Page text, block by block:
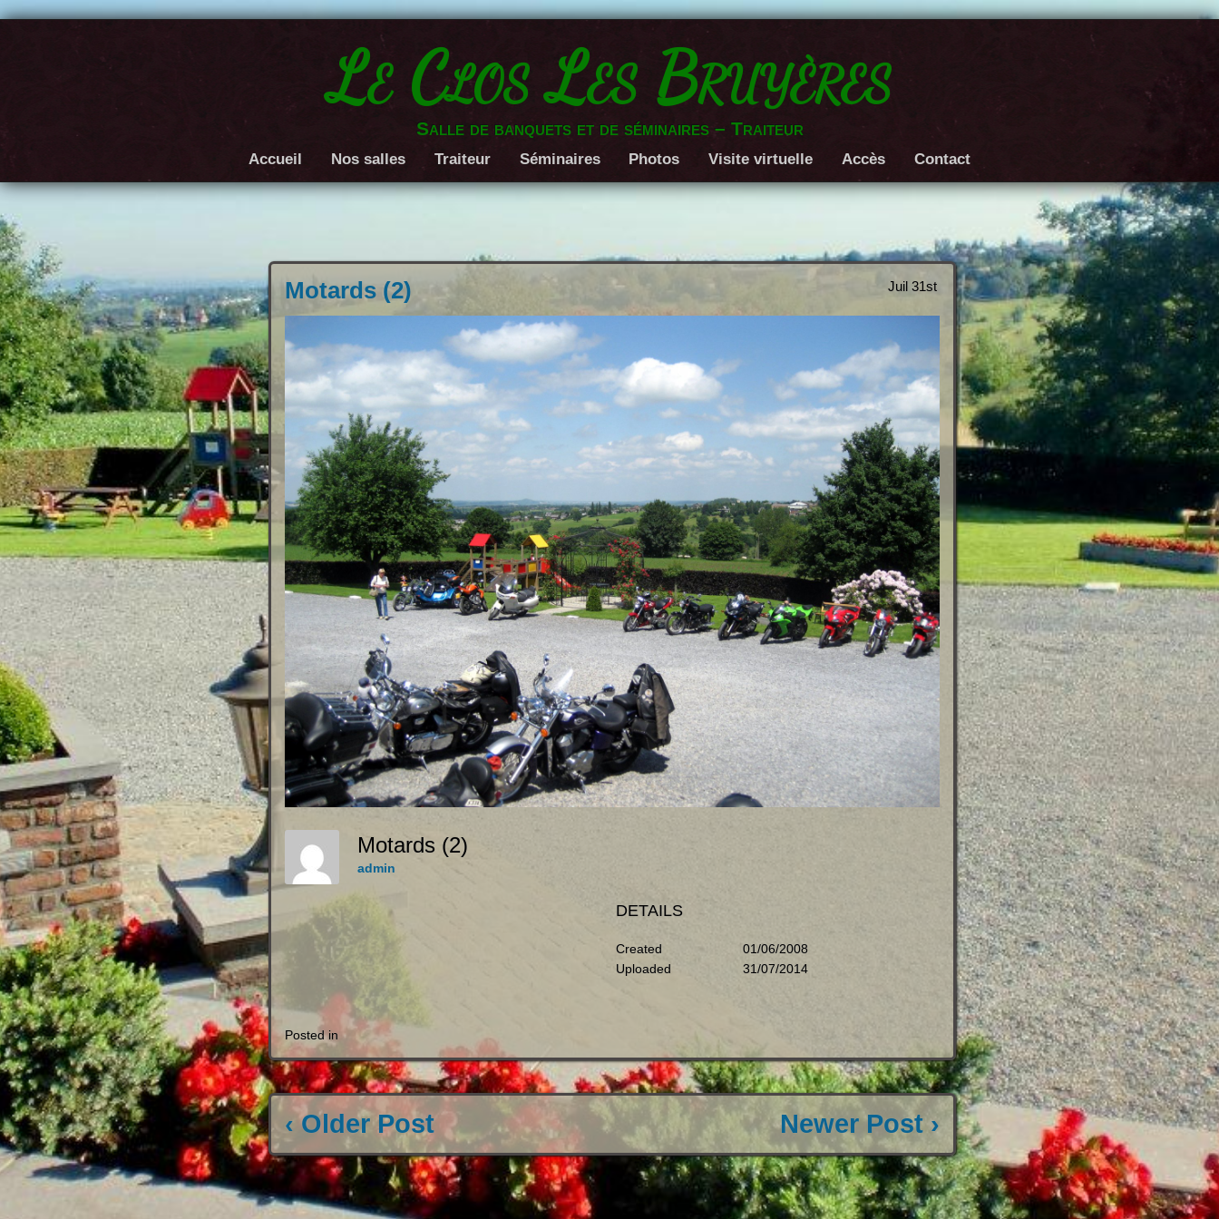
Le Clos Les Bruyères
Salle de banquets et de séminaires – Traiteur
Accueil Nos salles Traiteur Séminaires Photos Visite virtuelle Accès Contact
Juil 31st
Motards (2)
Motards (2)
admin
DETAILS
Created
01/06/2008
Uploaded
31/07/2014
Posted in
‹ Older Post Newer Post ›